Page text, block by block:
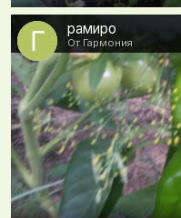
рамиро
От Гармония